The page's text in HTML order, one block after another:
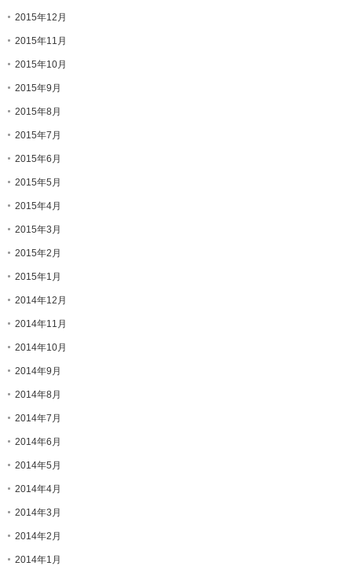
2015年12月
2015年11月
2015年10月
2015年9月
2015年8月
2015年7月
2015年6月
2015年5月
2015年4月
2015年3月
2015年2月
2015年1月
2014年12月
2014年11月
2014年10月
2014年9月
2014年8月
2014年7月
2014年6月
2014年5月
2014年4月
2014年3月
2014年2月
2014年1月